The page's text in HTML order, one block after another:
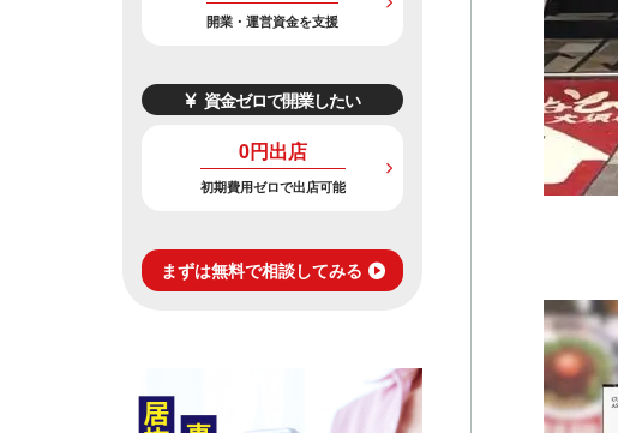
開業・運営資金を支援
資金ゼロで開業したい
0円出店
初期費用ゼロで出店可能
まずは無料で相談してみる